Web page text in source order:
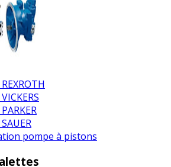
pompe à pistons